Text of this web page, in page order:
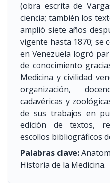
(obra escrita de
ciencia; también los
amplió siete años
vigente hasta 1870; se
en Venezuela logró
de conocimiento
Medicina y civilidad
organización,
cadavéricas y
de sus trabajos en
edición de textos,
escollos bibliográficos
Palabras clave:
Historia de la Medicina.